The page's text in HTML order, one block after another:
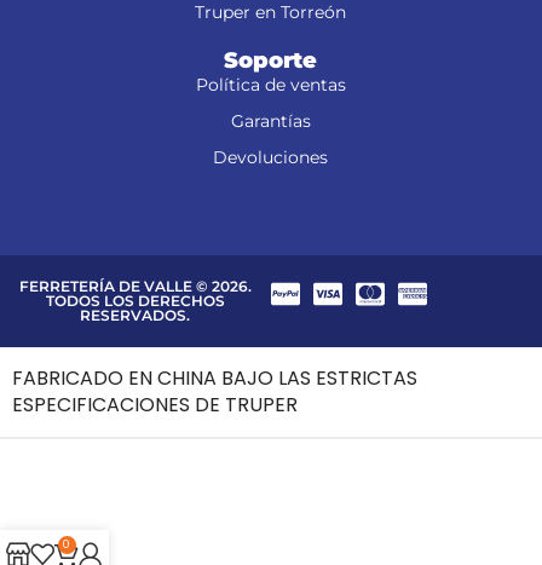
Truper en Torreón
Soporte
Política de ventas
Garantías
Devoluciones
FERRETERÍA DE VALLE © 2026.
TODOS LOS DERECHOS
RESERVADOS.
0
FABRICADO EN CHINA BAJO LAS ESTRICTAS
ESPECIFICACIONES DE TRUPER